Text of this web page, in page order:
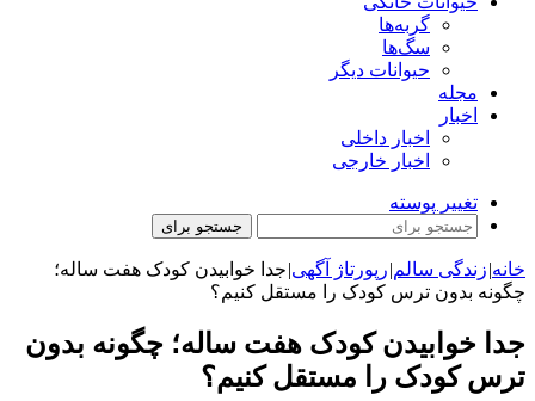
گربه‌ها
سگ‌ها
حیوانات دیگر
مجله
اخبار
اخبار داخلی
اخبار خارجی
تغییر پوسته
جستجو برای
خانه|زندگی سالم|رپورتاژ آگهی|جدا خوابیدن کودک هفت ساله؛
چگونه بدون ترس کودک‌ را مستقل کنیم؟
جدا خوابیدن کودک هفت ساله؛ چگونه بدون
ترس کودک‌ را مستقل کنیم؟